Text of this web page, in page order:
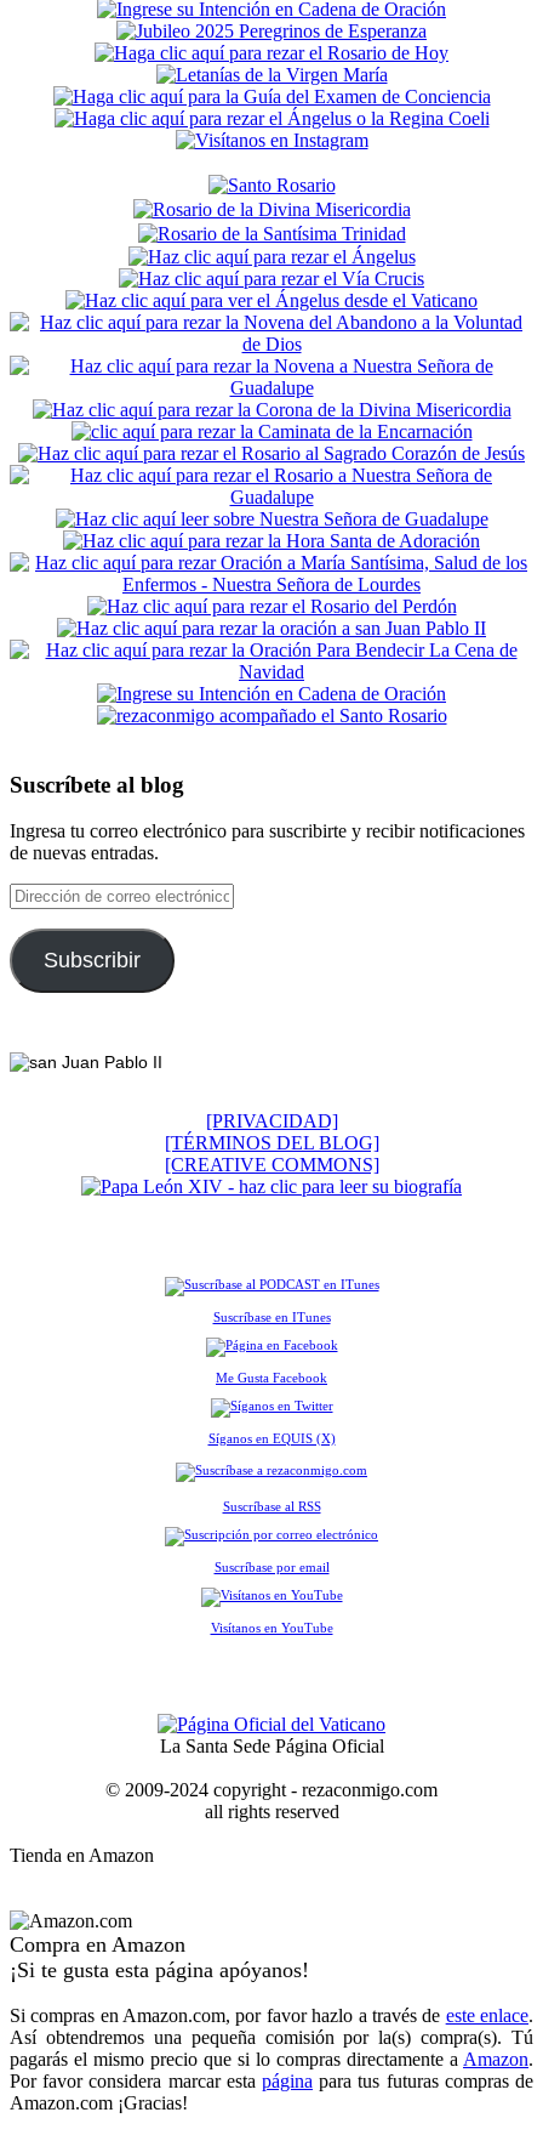
Secondary
Sidebar
Suscríbete al blog
Ingresa tu correo electrónico para suscribirte y recibir notificaciones
de nuevas entradas.
Dirección
de
correo
electrónico
Subscribir
[PRIVACIDAD]
[TÉRMINOS DEL BLOG]
[CREATIVE COMMONS]
Suscríbase en ITunes
Me Gusta Facebook
Síganos en EQUIS (X)
Suscríbase al RSS
Suscríbase por email
Visítanos en YouTube
La Santa Sede Página Oficial
© 2009-2024 copyright - rezaconmigo.com
all rights reserved
Tienda en Amazon
Compra en Amazon
¡Si te gusta esta página apóyanos!
Si compras en Amazon.com, por favor hazlo a través de este enlace.
Así obtendremos una pequeña comisión por la(s) compra(s). Tú
pagarás el mismo precio que si lo compras directamente a Amazon.
Por favor considera marcar esta página para tus futuras compras de
Amazon.com ¡Gracias!